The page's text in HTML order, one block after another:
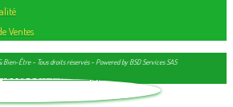
Ventes
Être – Tous droits réservés – Powered by BSD Services SAS